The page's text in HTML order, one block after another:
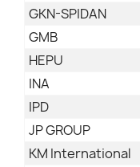
GKN-SPIDAN
GMB
HEPU
INA
IPD
JP GROUP
KM International